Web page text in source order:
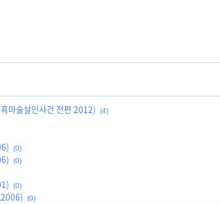
마술살인사건 전편 2012) (4)
(0)
(0)
(0)
(0)